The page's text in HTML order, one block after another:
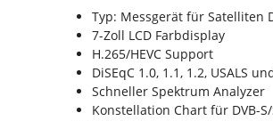
Typ: Messgerät für Satelliten
7-Zoll LCD Farbdisplay
H.265/HEVC Support
DiSEqC 1.0, 1.1, 1.2, USALS
Schneller Spektrum Analyzer
Konstellation Chart für DVB-